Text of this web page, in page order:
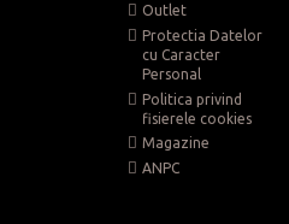
Outlet
Protectia Datelor
cu Caracter
Personal
Politica privind
fisierele cookies
Magazine
ANPC